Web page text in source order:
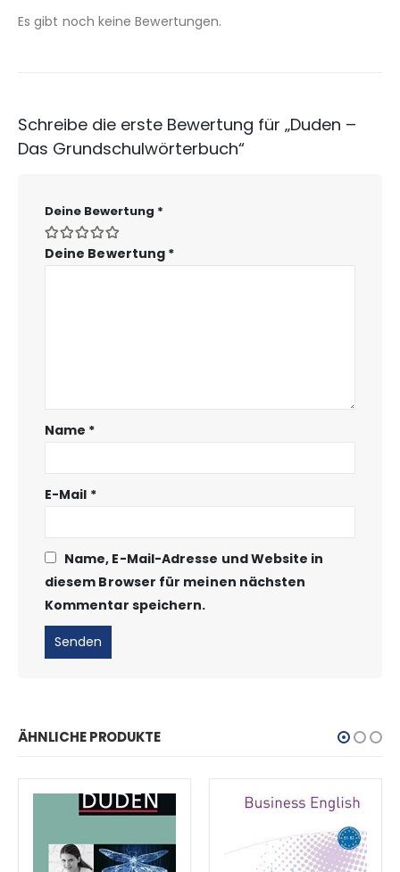
Es gibt noch keine Bewertungen.
Schreibe die erste Bewertung für „Duden –
Das Grundschulwörterbuch“
Deine Bewertung *
Deine Bewertung *
Name *
E-Mail *
Name, E-Mail-Adresse und Website in
diesem Browser für meinen nächsten
Kommentar speichern.
ÄHNLICHE PRODUKTE